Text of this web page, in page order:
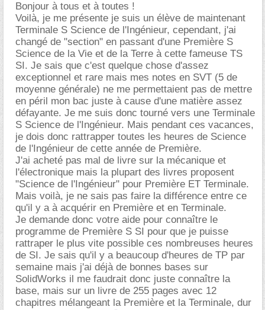
Bonjour à tous et à toutes !
Voilà, je me présente je suis un élève de maintenant
Terminale S Science de l'Ingénieur, cependant, j'ai
changé de "section" en passant d'une Première S
Science de la Vie et de la Terre à cette fameuse TS
SI. Je sais que c'est quelque chose d'assez
exceptionnel et rare mais mes notes en SVT (5 de
moyenne générale) ne me permettaient pas de mettre
en péril mon bac juste à cause d'une matière assez
défayante. Je me suis donc tourné vers une Terminale
S Science de l'Ingénieur. Mais pendant ces vacances,
je dois donc rattrapper toutes les heures de Science
de l'Ingénieur de cette année de Première.
J'ai acheté pas mal de livre sur la mécanique et
l'électronique mais la plupart des livres proposent
"Science de l'Ingénieur" pour Première ET Terminale.
Mais voilà, je ne sais pas faire la différence entre ce
qu'il y a à acquérir en Première et en Terminale.
Je demande donc votre aide pour connaître le
programme de Première S SI pour que je puisse
rattraper le plus vite possible ces nombreuses heures
de SI. Je sais qu'il y a beaucoup d'heures de TP par
semaine mais j'ai déjà de bonnes bases sur
SolidWorks il me faudrait donc juste connaître la
base, mais sur un livre de 255 pages avec 12
chapitres mélangeant la Première et la Terminale, dur